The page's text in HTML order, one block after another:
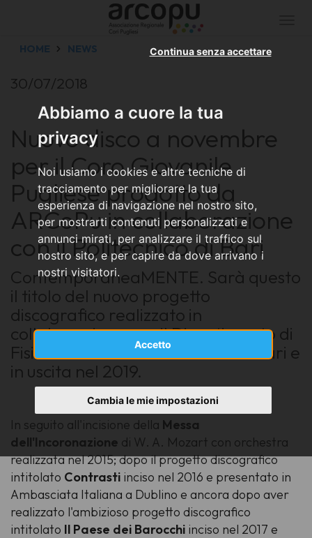
Abbiamo a cuore la tua
privacy
Noi usiamo i cookies e altre tecniche di
tracciamento per migliorare la tua
esperienza di navigazione nel nostro sito,
per mostrarti contenuti personalizzati e
annunci mirati, per analizzare il traffico sul
nostro sito, e per capire da dove arrivano i
nostri visitatori.
Accetto
Continua senza accettare
Cambia le mie impostazioni
HOME NEWS
30/07/2018
Nuovo disco a novembre
per il Coro Giovanile
Pugliese prodotto da
ARCoPu in collaborazione
con il Politecnico di Bari
ContemporaneaMENTE. Sarà questo
il titolo del nuovo progetto
discografico realizzato in
collaborazione con il Dipartimento di
Fisica Acustica del Politecnico di Bari e
in uscita nel 2019.
In seguito all'incisione della Messa
dell'Incoronazione di W. A. Mozart con orchestra
realizzata nel 2015; dopo il progetto discografico
intitolato Contrasti inciso nel 2016 e presentato in
Ambasciata Italiana a Dublino e ancora dopo aver
realizzato l'ambizioso progetto discografico
intitolato Il Paese dei Barocchi inciso nel 2017 e